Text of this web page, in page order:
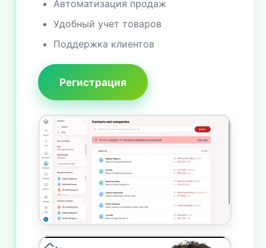
Автоматизация продаж
Удобный учет товаров
Поддержка клиентов
Регистрация